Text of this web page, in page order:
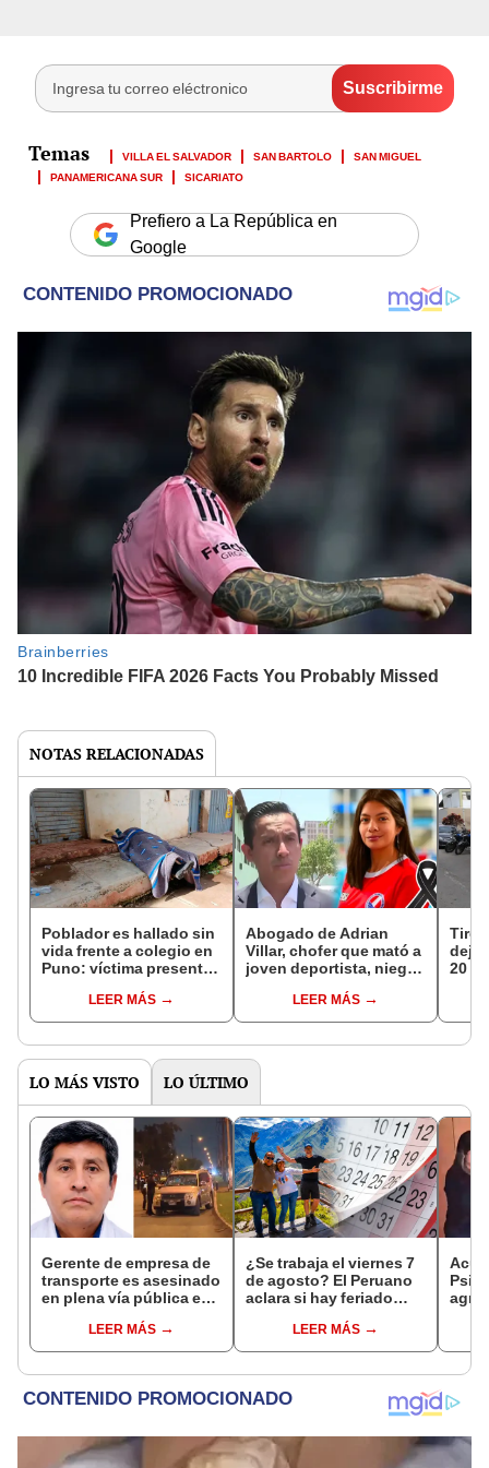
VILLA EL SALVADOR SAN BARTOLO
SAN MIGUEL
PANAMERICANA SUR
SICARIATO
Prefiero a La República en
Google
NOTAS RELACIONADAS
Poblador es hallado sin
vida frente a colegio en
Puno: víctima presenta
LEER MÁS
Abogado de Adrian
Villar, chofer que mató a
joven deportista, niega
ebriedad durante el
accidente
LEER MÁS
deja
20
LO MÁS VISTO LO ÚLTIMO
Gerente de empresa de
transporte es asesinado
en plena vía pública en
sobrevivió al ataque
LEER MÁS
¿Se trabaja el viernes 7
de agosto? El Peruano
aclara si hay feriado
del 6 de agosto
LEER MÁS